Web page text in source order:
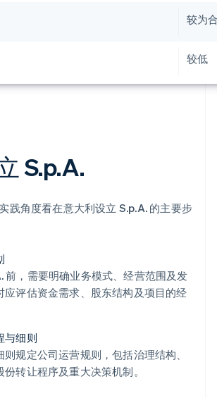
较为
较低
S.p.A.
践角度看在意大利设立 S.p.A. 的主要步
前，需要明确业务模式、经营范围及发
应评估资金需求、股东结构及项目的经
与细则
规定公司运营规则，包括治理结构、
转让程序及重大决策机制。